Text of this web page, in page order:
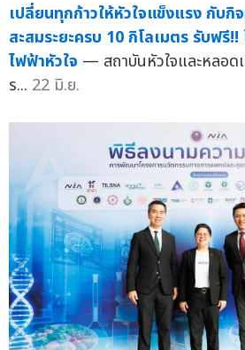
เปลี่ยนทุกก้าวให้หัวใจแข็งแรง กับ
สะสมระยะครบ 10 กิโลเมตร รับฟรี
ไฟฟ้าหัวใจ — สถาบันหัวใจและหลอด
ร... 22 มิ.ย.